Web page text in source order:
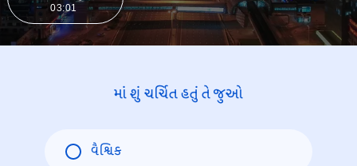
03:01
માં શું ચર્ચિત હતું તે જુઓ
વૈશ્વિક